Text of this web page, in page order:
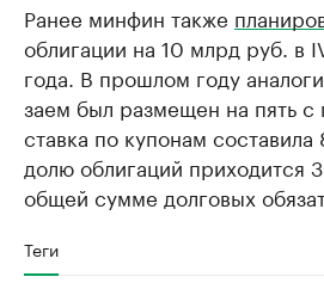
Ранее минфин также
облигации на 10 млрд руб. в
года. В прошлом году
заем был размещен на пять с
ставка по купонам
долю облигаций приходится
общей сумме долговых
Теги